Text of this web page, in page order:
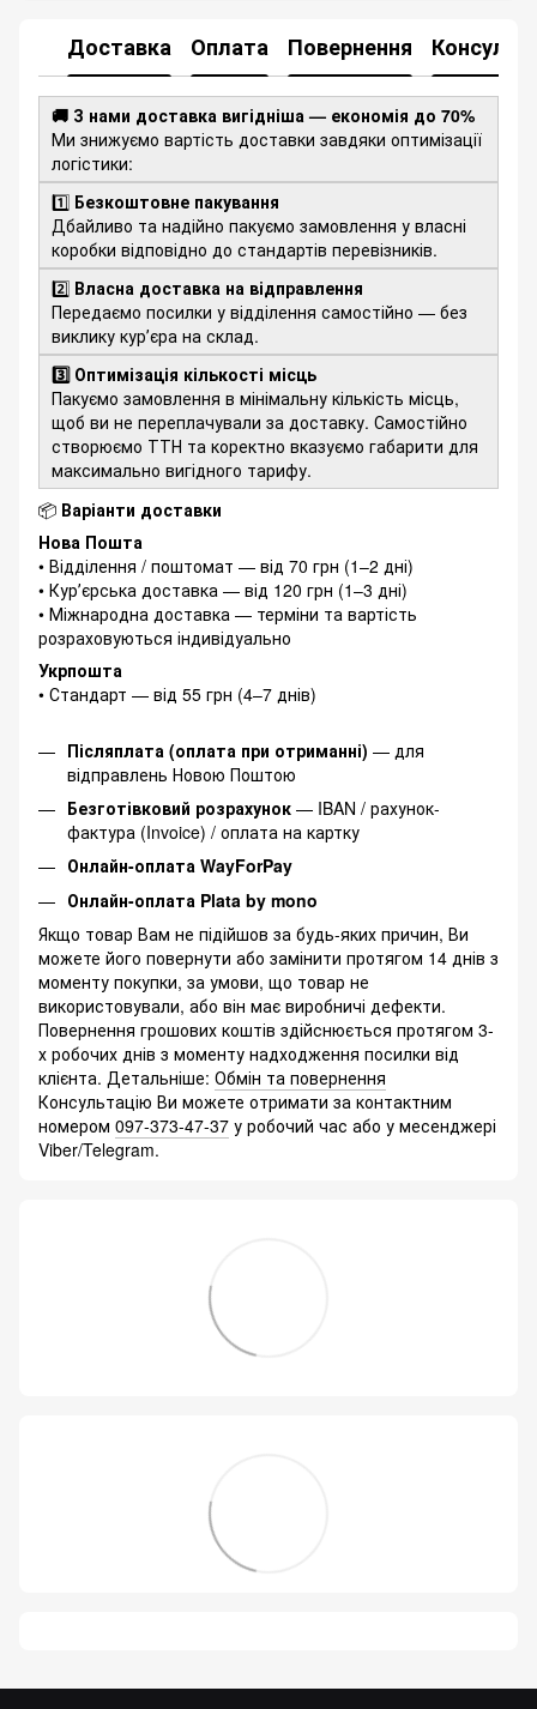
Доставка Оплата Повернення
🚚 З нами доставка вигідніша — економія до 70%
Ми знижуємо вартість доставки завдяки оптимізації
логістики:
1️⃣ Безкоштовне пакування
Дбайливо та надійно пакуємо замовлення у власні
коробки відповідно до стандартів перевізників.
2️⃣ Власна доставка на відправлення
Передаємо посилки у відділення самостійно — без
виклику курʼєра на склад.
3️⃣ Оптимізація кількості місць
Пакуємо замовлення в мінімальну кількість місць,
щоб ви не переплачували за доставку. Самостійно
створюємо ТТН та коректно вказуємо габарити для
максимально вигідного тарифу.
📦 Варіанти доставки
Нова Пошта
• Відділення / поштомат — від 70 грн (1–2 дні)
• Курʼєрська доставка — від 120 грн (1–3 дні)
• Міжнародна доставка — терміни та вартість
розраховуються індивідуально
Укрпошта
• Стандарт — від 55 грн (4–7 днів)
Післяплата (оплата при отриманні) — для
відправлень Новою Поштою
Безготівковий розрахунок — IBAN / рахунок-
фактура (Invoice) / оплата на картку
Онлайн-оплата WayForPay
Онлайн-оплата Plata by mono
Якщо товар Вам не підійшов за будь-яких причин, Ви
можете його повернути або замінити протягом 14 днів з
моменту покупки, за умови, що товар не
використовували, або він має виробничі дефекти.
Повернення грошових коштів здійснюється протягом 3-
х робочих днів з моменту надходження посилки від
клієнта. Детальніше: Обмін та повернення
Консультацію Ви можете отримати за контактним
номером 097-373-47-37 у робочий час або у месенджері
Viber/Telegram.